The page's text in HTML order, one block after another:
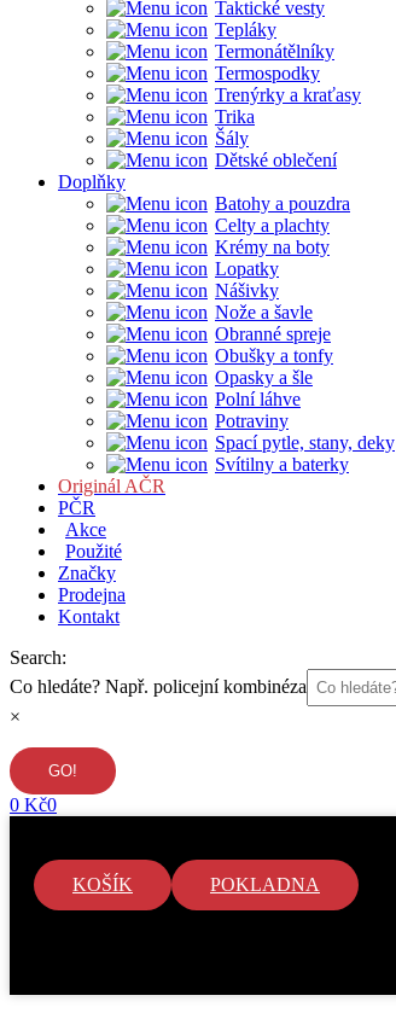
Taktické vesty
Tepláky
Termonátělníky
Termospodky
Trenýrky a kraťasy
Trika
Šály
Dětské oblečení
Doplňky
Batohy a pouzdra
Celty a plachty
Krémy na boty
Lopatky
Nášivky
Nože a šavle
Obranné spreje
Obušky a tonfy
Opasky a šle
Polní láhve
Potraviny
Spací pytle, stany, deky
Svítilny a baterky
Originál AČR
PČR
Akce
Použité
Značky
Prodejna
Kontakt
Search:
Co hledáte? Např. policejní kombinéza
×
0 Kč0
KOŠÍK POKLADNA